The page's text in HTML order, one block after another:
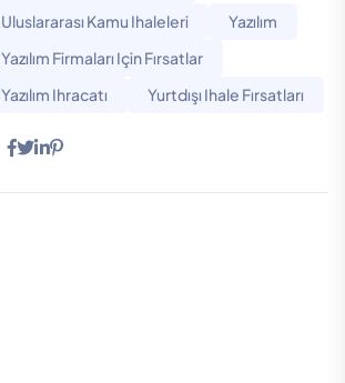
Uluslararası Kamu Ihaleleri
Yazılım
Yazılım Firmaları Için Fırsatlar
Yazılım Ihracatı
Yurtdışı Ihale Fırsatları